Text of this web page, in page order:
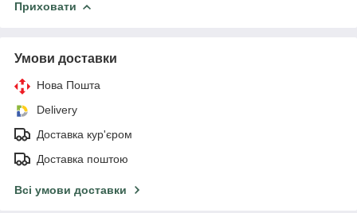
Приховати
Умови доставки
Нова Пошта
Delivery
Доставка кур'єром
Доставка поштою
Всі умови доставки